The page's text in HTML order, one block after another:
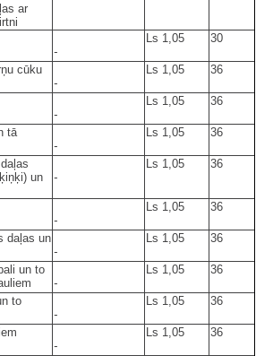
ar
-
Ls 1,05 30
cūku
-
Ls 1,05 36
-
Ls 1,05 36
tā
-
Ls 1,05 36
un
-
Ls 1,05 36
-
Ls 1,05 36
daļas un
-
Ls 1,05 36
un to
-
Ls 1,05 36
to
-
Ls 1,05 36
-
Ls 1,05 36